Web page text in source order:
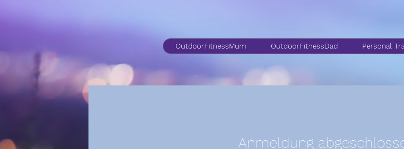
OutdoorFitnessMum OutdoorFitnessDad Personal
Anmeldung